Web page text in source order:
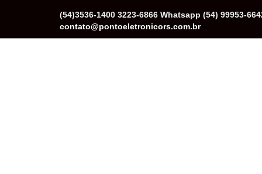
(54)3536-1400 3223-6866 Whatsapp (54) 99953-
contato@pontoeletronicors.com.br